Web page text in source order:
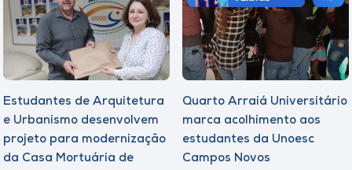
Estudantes de Arquitetura
e Urbanismo desenvolvem
projeto para modernização
da Casa Mortuária de
Quarto Arraiá Universitário
marca acolhimento aos
estudantes da Unoesc
Campos Novos